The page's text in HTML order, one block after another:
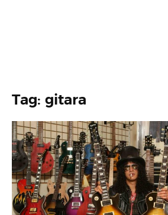
Tag: gitara